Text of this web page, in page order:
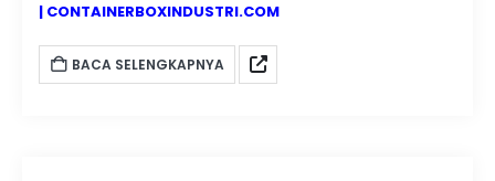
| CONTAINERBOXINDUSTRI.COM
BACA SELENGKAPNYA